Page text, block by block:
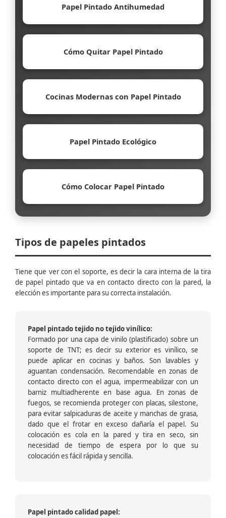
Papel Pintado Antihumedad
Cómo Quitar Papel Pintado
Cocinas Modernas con Papel Pintado
Papel Pintado Ecológico
Cómo Colocar Papel Pintado
Tipos de papeles pintados
Tiene que ver con el soporte, es decir la cara interna de la tira
de papel pintado que va en contacto directo con la pared, la
elección es importante para su correcta instalación.
Papel pintado tejido no tejido vinílico:
Formado por una capa de vinilo (plastificado) sobre un
soporte de TNT; es decir su exterior es vinílico, se
puede aplicar en cocinas y baños. Son lavables y
aguantan condensación. Recomendable en zonas de
contacto directo con el agua, impermeabilizar con un
barniz multiadherente en base agua. En zonas de
fuegos, se recomienda proteger con placas, silestone,
para evitar salpicaduras de aceite y manchas de grasa,
dado que el frotar en exceso dañaría el papel. Su
colocación es cola en la pared y tira en seco, sin
necesidad de tiempo de espera por lo que su
colocación es fácil rápida y sencilla.
Papel pintado calidad papel: